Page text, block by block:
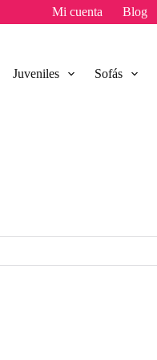
Mi cuenta Blog
Juveniles Sofás